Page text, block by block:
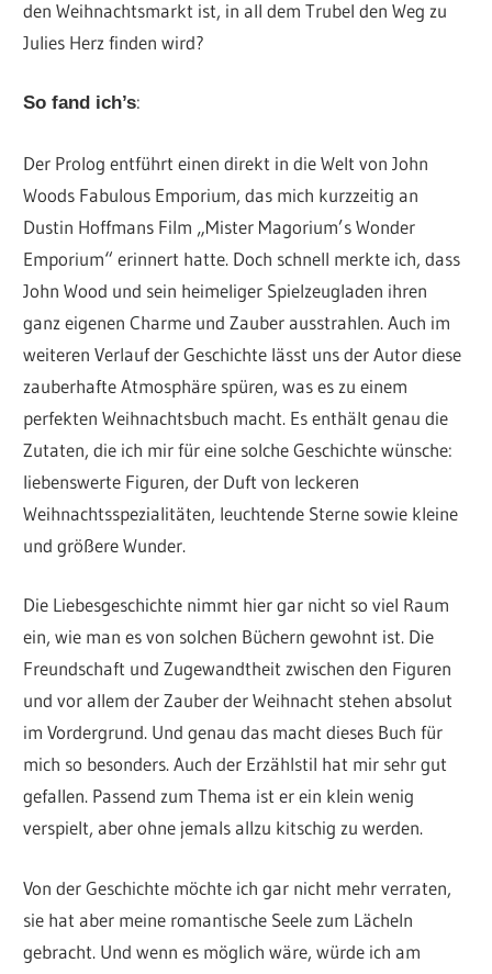
den Weihnachtsmarkt ist, in all dem Trubel den Weg zu
Julies Herz finden wird?
So fand ich’s:
Der Prolog entführt einen direkt in die Welt von John
Woods Fabulous Emporium, das mich kurzzeitig an
Dustin Hoffmans Film „Mister Magorium’s Wonder
Emporium“ erinnert hatte. Doch schnell merkte ich, dass
John Wood und sein heimeliger Spielzeugladen ihren
ganz eigenen Charme und Zauber ausstrahlen. Auch im
weiteren Verlauf der Geschichte lässt uns der Autor diese
zauberhafte Atmosphäre spüren, was es zu einem
perfekten Weihnachtsbuch macht. Es enthält genau die
Zutaten, die ich mir für eine solche Geschichte wünsche:
liebenswerte Figuren, der Duft von leckeren
Weihnachtsspezialitäten, leuchtende Sterne sowie kleine
und größere Wunder.
Die Liebesgeschichte nimmt hier gar nicht so viel Raum
ein, wie man es von solchen Büchern gewohnt ist. Die
Freundschaft und Zugewandtheit zwischen den Figuren
und vor allem der Zauber der Weihnacht stehen absolut
im Vordergrund. Und genau das macht dieses Buch für
mich so besonders. Auch der Erzählstil hat mir sehr gut
gefallen. Passend zum Thema ist er ein klein wenig
verspielt, aber ohne jemals allzu kitschig zu werden.
Von der Geschichte möchte ich gar nicht mehr verraten,
sie hat aber meine romantische Seele zum Lächeln
gebracht. Und wenn es möglich wäre, würde ich am